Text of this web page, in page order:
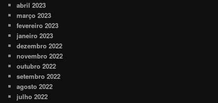
abril 2023
março 2023
fevereiro 2023
janeiro 2023
dezembro 2022
novembro 2022
outubro 2022
setembro 2022
agosto 2022
julho 2022